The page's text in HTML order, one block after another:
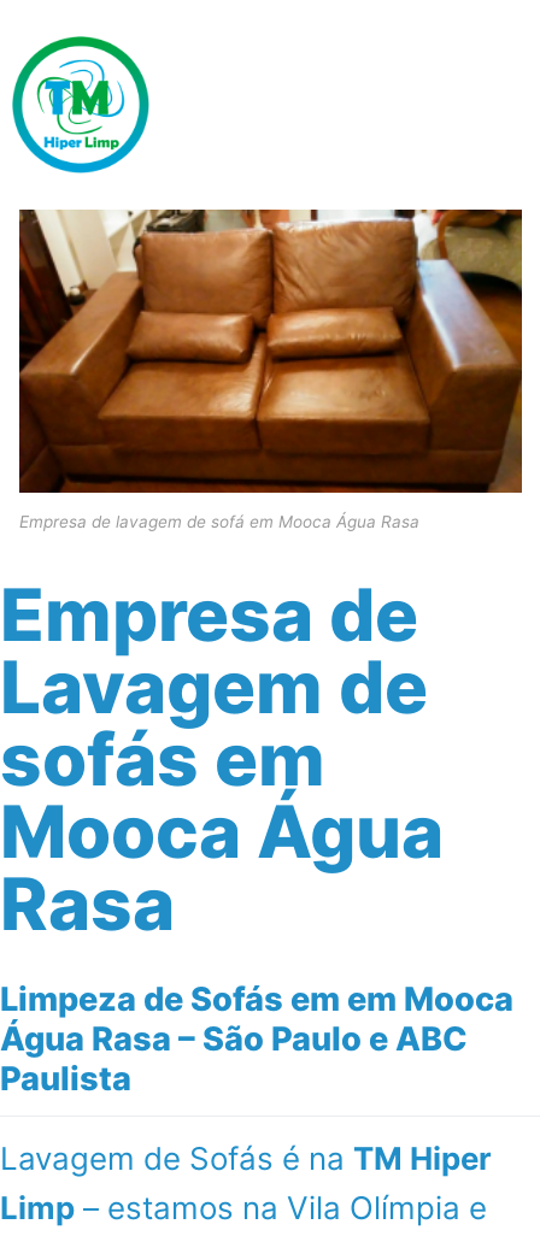
Empresa de lavagem de sofá em Mooca Água Rasa
Empresa de
Lavagem de
sofás em
Mooca Água
Rasa
Limpeza de Sofás em em Mooca
Água Rasa – São Paulo e ABC
Paulista
Lavagem de Sofás é na TM Hiper
Limp – estamos na Vila Olímpia e